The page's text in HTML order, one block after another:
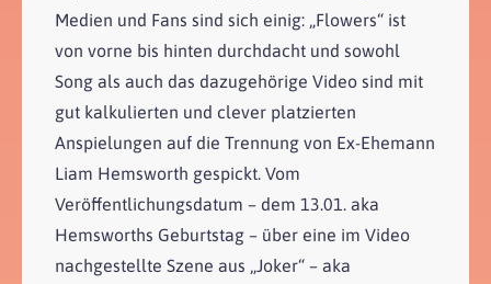
Medien und Fans sind sich einig: „Flowers“ ist
von vorne bis hinten durchdacht und sowohl
Song als auch das dazugehörige Video sind mit
gut kalkulierten und clever platzierten
Anspielungen auf die Trennung von Ex-Ehemann
Liam Hemsworth gespickt. Vom
Veröffentlichungsdatum – dem 13.01. aka
Hemsworths Geburtstag – über eine im Video
nachgestellte Szene aus „Joker“ – aka